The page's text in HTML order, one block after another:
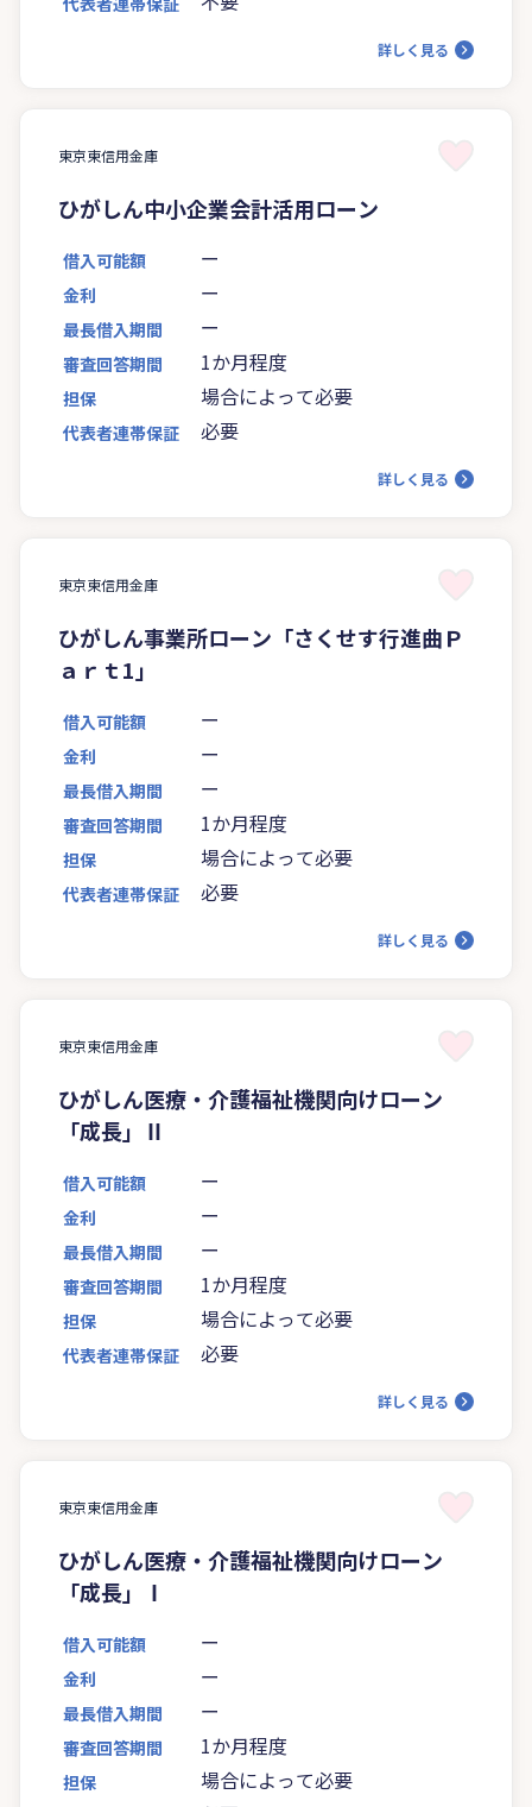
詳しく見る
東京東信用金庫
ひがしん中小企業会計活用ローン
借入可能額 ー
金利 ー
最長借入期間 ー
審査回答期間 1か月程度
担保 場合によって必要
代表者連帯保証 必要
詳しく見る
東京東信用金庫
ひがしん事業所ローン「さくせす行進曲Ｐ
ａｒｔ1」
借入可能額 ー
金利 ー
最長借入期間 ー
審査回答期間 1か月程度
担保 場合によって必要
代表者連帯保証 必要
詳しく見る
東京東信用金庫
ひがしん医療・介護福祉機関向けローン
「成長」Ⅱ
借入可能額 ー
金利 ー
最長借入期間 ー
審査回答期間 1か月程度
担保 場合によって必要
代表者連帯保証 必要
詳しく見る
東京東信用金庫
ひがしん医療・介護福祉機関向けローン
「成長」Ⅰ
借入可能額 ー
金利 ー
最長借入期間 ー
審査回答期間 1か月程度
担保 場合によって必要